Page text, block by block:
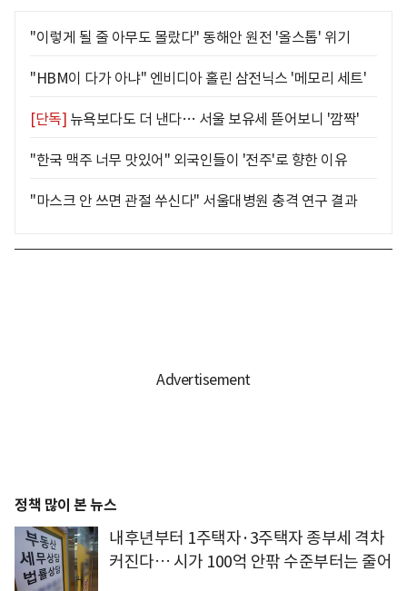
"이렇게 될 줄 아무도 몰랐다" 동해안 원전 '올스톱' 위기
"HBM이 다가 아냐" 엔비디아 홀린 삼전닉스 '메모리 세트'
[단독] 뉴욕보다도 더 낸다… 서울 보유세 뜯어보니 '깜짝'
"한국 맥주 너무 맛있어" 외국인들이 '전주'로 향한 이유
"마스크 안 쓰면 관절 쑤신다" 서울대병원 충격 연구 결과
정책 많이 본 뉴스
내후년부터 1주택자·3주택자 종부세 격차
커진다… 시가 100억 안팎 수준부터는 줄어